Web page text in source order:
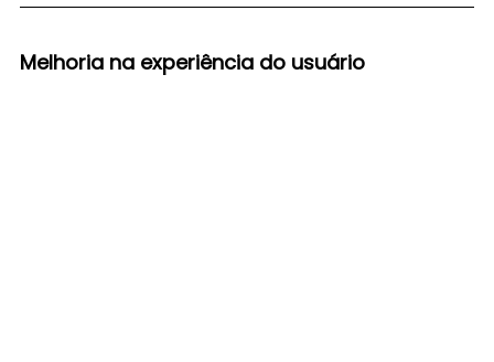
Melhoria na experiência do usuário